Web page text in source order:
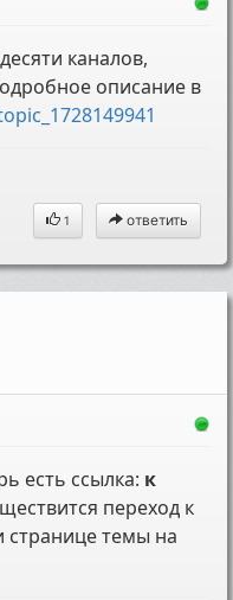
каналов,
описание в
1 ответить
есть ссылка: к
переход к
темы на